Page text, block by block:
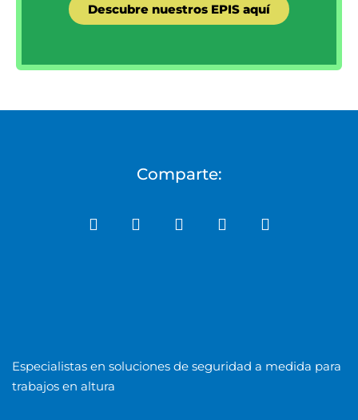
Descubre nuestros EPIS aquí
Comparte:
Especialistas en soluciones de seguridad a medida para
trabajos en altura